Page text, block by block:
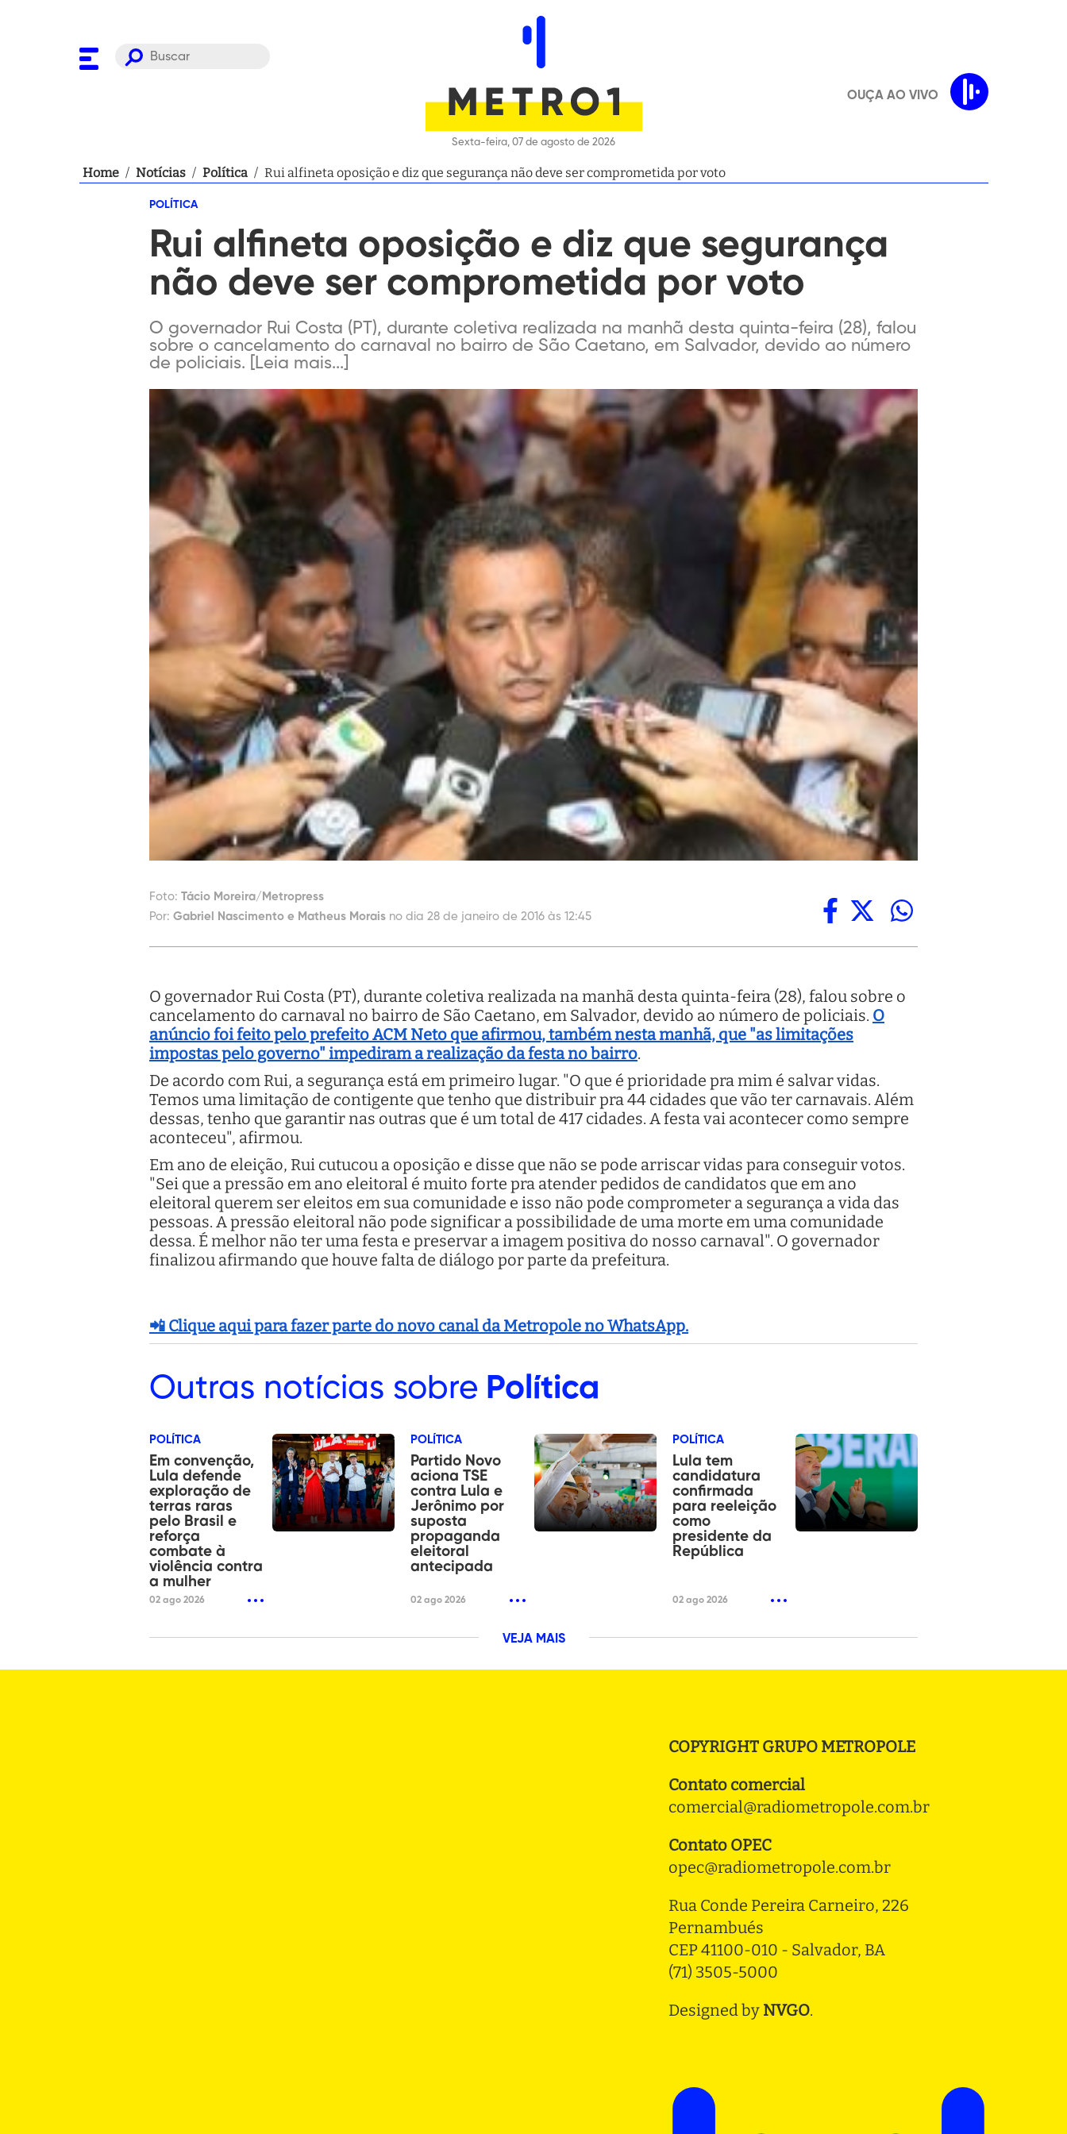
Sexta-feira, 07 de agosto de 2026
OUÇA AO VIVO
Home / Notícias / Política / Rui alfineta oposição e diz que segurança não deve ser comprometida por voto
POLÍTICA
Rui alfineta oposição e diz que segurança
não deve ser comprometida por voto
O governador Rui Costa (PT), durante coletiva realizada na manhã desta quinta-feira (28), falou
sobre o cancelamento do carnaval no bairro de São Caetano, em Salvador, devido ao número
de policiais. [Leia mais...]
Foto: Tácio Moreira/Metropress
Por: Gabriel Nascimento e Matheus Morais no dia 28 de janeiro de 2016 às 12:45
O governador Rui Costa (PT), durante coletiva realizada na manhã desta quinta-feira (28), falou sobre o
cancelamento do carnaval no bairro de São Caetano, em Salvador, devido ao número de policiais. O
anúncio foi feito pelo prefeito ACM Neto que afirmou, também nesta manhã, que "as limitações
impostas pelo governo" impediram a realização da festa no bairro.
De acordo com Rui, a segurança está em primeiro lugar. "O que é prioridade pra mim é salvar vidas.
Temos uma limitação de contigente que tenho que distribuir pra 44 cidades que vão ter carnavais. Além
dessas, tenho que garantir nas outras que é um total de 417 cidades. A festa vai acontecer como sempre
aconteceu", afirmou.
Em ano de eleição, Rui cutucou a oposição e disse que não se pode arriscar vidas para conseguir votos.
"Sei que a pressão em ano eleitoral é muito forte pra atender pedidos de candidatos que em ano
eleitoral querem ser eleitos em sua comunidade e isso não pode comprometer a segurança a vida das
pessoas. A pressão eleitoral não pode significar a possibilidade de uma morte em uma comunidade
dessa. É melhor não ter uma festa e preservar a imagem positiva do nosso carnaval". O governador
finalizou afirmando que houve falta de diálogo por parte da prefeitura.
📲 Clique aqui para fazer parte do novo canal da Metropole no WhatsApp.
Outras notícias sobre Política
POLÍTICA
Em convenção,
Lula defende
exploração de
terras raras
pelo Brasil e
reforça
combate à
violência contra
a mulher
02 ago 2026
POLÍTICA
Partido Novo
aciona TSE
contra Lula e
Jerônimo por
suposta
propaganda
eleitoral
antecipada
02 ago 2026
POLÍTICA
Lula tem
candidatura
confirmada
para reeleição
como
presidente da
República
02 ago 2026
VEJA MAIS
COPYRIGHT GRUPO METROPOLE
Contato comercial
comercial@radiometropole.com.br
Contato OPEC
opec@radiometropole.com.br
Rua Conde Pereira Carneiro, 226
Pernambués
CEP 41100-010 - Salvador, BA
(71) 3505-5000
Designed by NVGO.